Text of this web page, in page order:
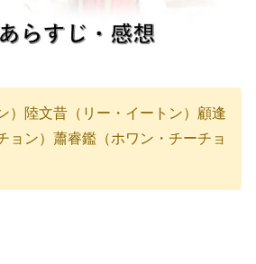
）陸文昔（リー・イートン）顧逢
ョン）蕭睿鑑（ホワン・チーチョ